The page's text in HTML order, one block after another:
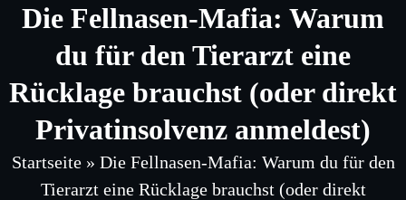
Die Fellnasen-Mafia: Warum
du für den Tierarzt eine
Rücklage brauchst (oder direkt
Privatinsolvenz anmeldest)
Startseite» Die Fellnasen-Mafia: Warum du für den
Tierarzt eine Rücklage brauchst (oder direkt